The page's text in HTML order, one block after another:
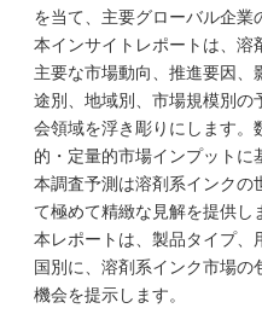
を当て、主要グローバル企業
本インサイトレポートは、溶
主要な市場動向、推進要因、
途別、地域別、市場規模別の
会領域を浮き彫りにします。
的・定量的市場インプットに
本調査予測は溶剤系インクの
て極めて精緻な見解を提供し
本レポートは、製品タイプ、
国別に、溶剤系インク市場
機会を提示します。